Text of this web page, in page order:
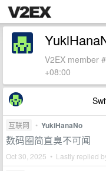
V2EX member
+08:00
互联网 • YukiHanaNo
数码圈简直臭不可闻
Oct 30, 2025 • Lastly replied